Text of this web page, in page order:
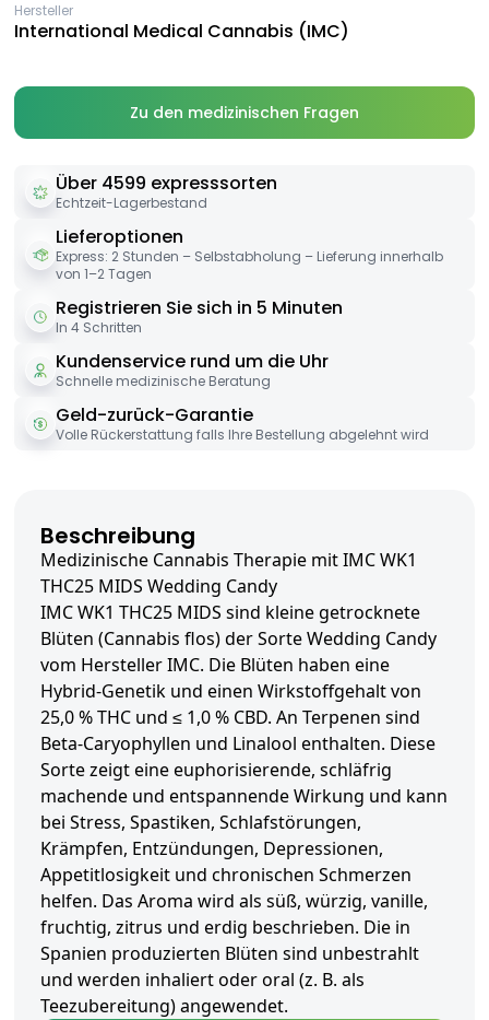
Hersteller
International Medical Cannabis (IMC)
Zu den medizinischen Fragen
Über 4599 expresssorten
Echtzeit-Lagerbestand
Lieferoptionen
Express: 2 Stunden – Selbstabholung – Lieferung innerhalb
von 1–2 Tagen
Registrieren Sie sich in 5 Minuten
In 4 Schritten
Kundenservice rund um die Uhr
Schnelle medizinische Beratung
Geld-zurück-Garantie
Volle Rückerstattung falls Ihre Bestellung abgelehnt wird
Beschreibung
Medizinische Cannabis Therapie mit IMC WK1
THC25 MIDS Wedding Candy
IMC WK1 THC25 MIDS sind kleine getrocknete
Blüten (Cannabis flos) der Sorte Wedding Candy
vom Hersteller IMC. Die Blüten haben eine
Hybrid-Genetik und einen Wirkstoffgehalt von
25,0 % THC und ≤ 1,0 % CBD. An Terpenen sind
Beta-Caryophyllen und Linalool enthalten. Diese
Sorte zeigt eine euphorisierende, schläfrig
machende und entspannende Wirkung und kann
bei Stress, Spastiken, Schlafstörungen,
Krämpfen, Entzündungen, Depressionen,
Appetitlosigkeit und chronischen Schmerzen
helfen. Das Aroma wird als süß, würzig, vanille,
fruchtig, zitrus und erdig beschrieben. Die in
Spanien produzierten Blüten sind unbestrahlt
und werden inhaliert oder oral (z. B. als
Teezubereitung) angewendet.